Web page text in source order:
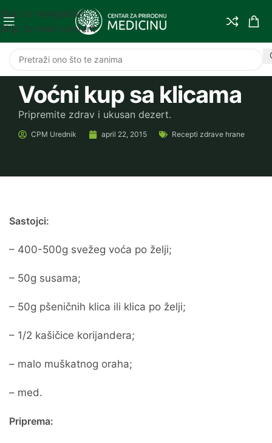
Skip to navigation
Skip to main content
Voćni kup sa klicama
Pripremite zdrav i ukusan dezert.
CPM Urednik april 22, 2015 Recepti zdrave hrane
Sastojci:
– 400-500g svežeg voća po želji;
– 50g susama;
– 50g pšeničnih klica ili klica po želji;
– 1/2 kašičice korijandera;
– malo muškatnog oraha;
– med.
Priprema: